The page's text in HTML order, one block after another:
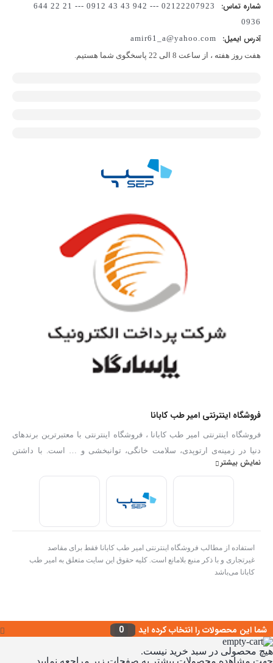
شماره تماس:
02122207923 --- 942 43 43 0912 --- 21 22 644
0936
آدرس ایمیل:
amir61_a@yahoo.com
هفت روز هفته ، از ساعت 8 الی 22 پاسخگوی شما هستیم.
فروشگاه اینترنتی امیر طب کابانا
فروشگاه اینترنتی امیر طب کابانا ، فروشگاه اینترنتی با معتبرترین برندهای
دنیا در زمینه‌ی ارتوپدی، سلامت خانگی، توانبخشی و … است. با داشتن
بهترین کارشناسان فروش در زمینه تجهیزات پزشکی توانایی ارائه هرگونه
مشاوره و خدمات در رابطه با انتخاب و فروش تجهیزات پزشکی را به عموم
مردم دارا می‌‌‌‌باشد. با ضمانت پایین ترین قیمت و ضمانت اصلالت کالا .امیر
نمایش بیشتر
استفاده از مطالب فروشگاه اینترنتی امیر طب کابانا فقط برای مقاصد
غیرتجاری و با ذکر منبع بلامانع است. کلیه حقوق این سایت متعلق به امیر طب
کابانا می‌باشد
شما این محصولات را انتخاب کرده اید 0
هیچ محصولی در سبد خرید نیست.